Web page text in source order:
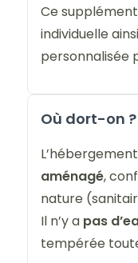
Ce
individuelle
personnalisée
Où dort-on ?
aménagé,
nature
Il n’y a pas
tempérée